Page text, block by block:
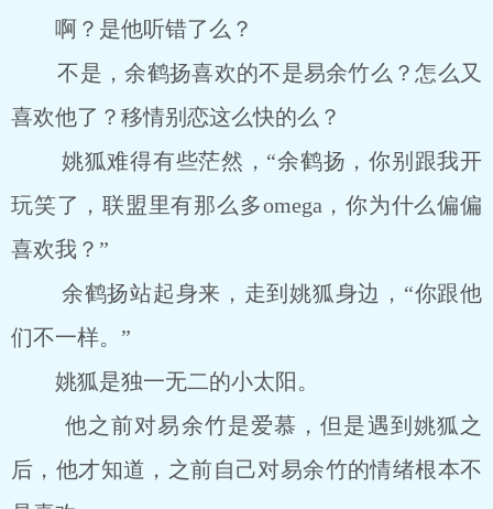
啊？是他听错了么？
不是，余鹤扬喜欢的不是易余竹么？怎么又
喜欢他了？移情别恋这么快的么？
姚狐难得有些茫然，“余鹤扬，你别跟我开
玩笑了，联盟里有那么多omega，你为什么偏偏
喜欢我？”
余鹤扬站起身来，走到姚狐身边，“你跟他
们不一样。”
姚狐是独一无二的小太阳。
他之前对易余竹是爱慕，但是遇到姚狐之
后，他才知道，之前自己对易余竹的情绪根本不